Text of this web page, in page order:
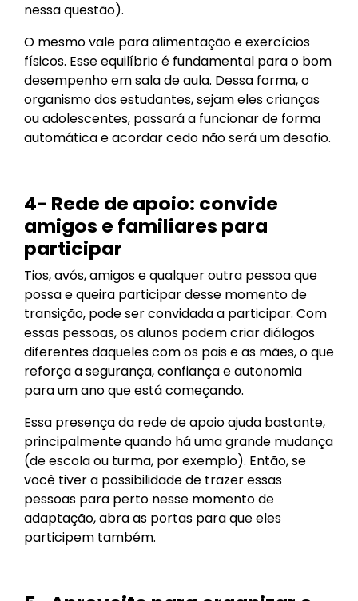
nessa questão).
O mesmo vale para alimentação e exercícios
físicos. Esse equilíbrio é fundamental para o bom
desempenho em sala de aula. Dessa forma, o
organismo dos estudantes, sejam eles crianças
ou adolescentes, passará a funcionar de forma
automática e acordar cedo não será um desafio.
4- Rede de apoio: convide
amigos e familiares para
participar
Tios, avós, amigos e qualquer outra pessoa que
possa e queira participar desse momento de
transição, pode ser convidada a participar. Com
essas pessoas, os alunos podem criar diálogos
diferentes daqueles com os pais e as mães, o que
reforça a segurança, confiança e autonomia
para um ano que está começando.
Essa presença da rede de apoio ajuda bastante,
principalmente quando há uma grande mudança
(de escola ou turma, por exemplo). Então, se
você tiver a possibilidade de trazer essas
pessoas para perto nesse momento de
adaptação, abra as portas para que eles
participem também.